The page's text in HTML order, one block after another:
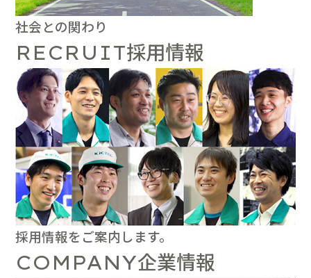
社会との関わり
RECRUIT採用情報
採用情報をご案内します。
COMPANY企業情報